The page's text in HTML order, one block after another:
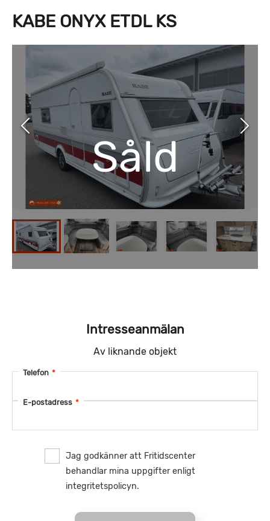
KABE ONYX ETDL KS
Såld
Intresseanmälan
Av liknande objekt
Telefon *
E-postadress *
Jag godkänner att Fritidscenter
behandlar mina uppgifter enligt
integritetspolicyn.